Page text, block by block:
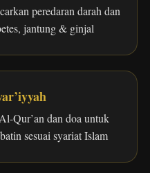
peredaran darah dan
jantung & ginjal
Qur’an dan doa untuk
sesuai syariat Islam